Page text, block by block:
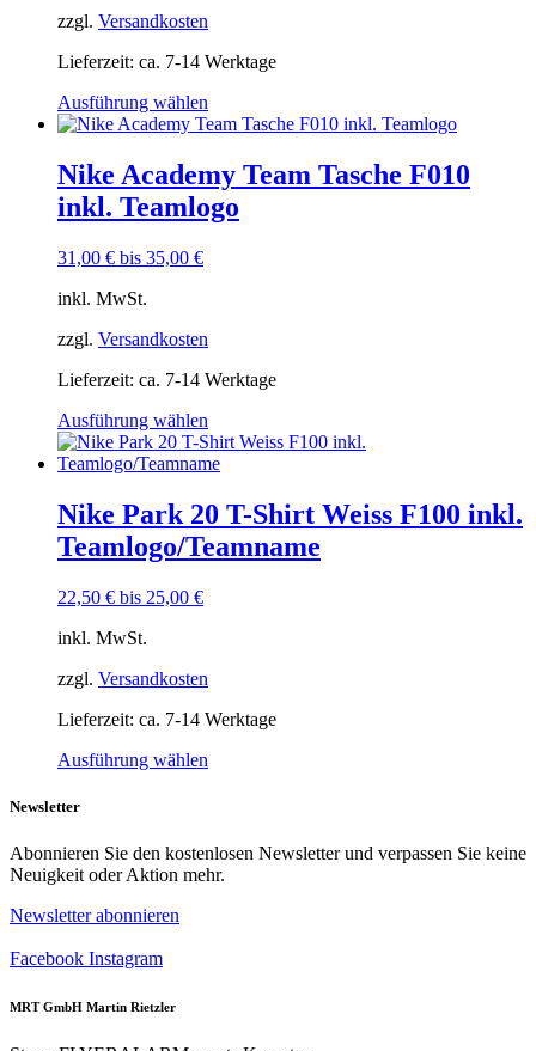
zzgl. Versandkosten
Lieferzeit: ca. 7-14 Werktage
Ausführung wählen
Produkt
mehrere
Varianten
auf.
werden
Nike Academy Team Tasche F010
inkl. Teamlogo
31,00 € bis 35,00 €
inkl. MwSt.
zzgl. Versandkosten
Lieferzeit: ca. 7-14 Werktage
Ausführung wählen
Produkt
weist
Varianten
auf.
Die
Nike Park 20 T-Shirt Weiss F100 inkl.
Teamlogo/Teamname
22,50 € bis 25,00 €
inkl. MwSt.
zzgl. Versandkosten
Lieferzeit: ca. 7-14 Werktage
Ausführung wählen
Varianten
auf.
Die
Newsletter
Abonnieren Sie den kostenlosen Newsletter und verpassen Sie keine
Neuigkeit oder Aktion mehr.
Newsletter abonnieren
Facebook Instagram
MRT GmbH Martin Rietzler